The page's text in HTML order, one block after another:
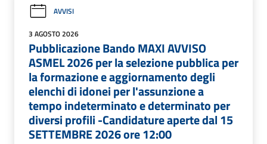
AVVISI
3 AGOSTO 2026
Pubblicazione Bando MAXI AVVISO
ASMEL 2026 per la selezione pubblica per
la formazione e aggiornamento degli
elenchi di idonei per l'assunzione a
tempo indeterminato e determinato per
diversi profili -Candidature aperte dal 15
SETTEMBRE 2026 ore 12:00